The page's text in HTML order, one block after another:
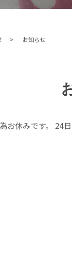
お知らせ
お休みです。 24